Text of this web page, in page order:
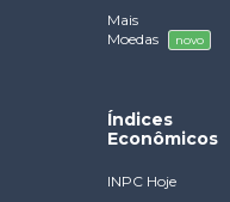
Mais
Moedas
novo
Índices
Econômicos
INPC Hoje